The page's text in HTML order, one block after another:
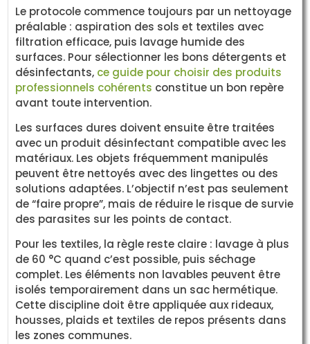
Le protocole commence toujours par un nettoyage
préalable : aspiration des sols et textiles avec
filtration efficace, puis lavage humide des
surfaces. Pour sélectionner les bons détergents et
désinfectants, ce guide pour choisir des produits
professionnels cohérents constitue un bon repère
avant toute intervention.
Les surfaces dures doivent ensuite être traitées
avec un produit désinfectant compatible avec les
matériaux. Les objets fréquemment manipulés
peuvent être nettoyés avec des lingettes ou des
solutions adaptées. L’objectif n’est pas seulement
de “faire propre”, mais de réduire le risque de survie
des parasites sur les points de contact.
Pour les textiles, la règle reste claire : lavage à plus
de 60 °C quand c’est possible, puis séchage
complet. Les éléments non lavables peuvent être
isolés temporairement dans un sac hermétique.
Cette discipline doit être appliquée aux rideaux,
housses, plaids et textiles de repos présents dans
les zones communes.